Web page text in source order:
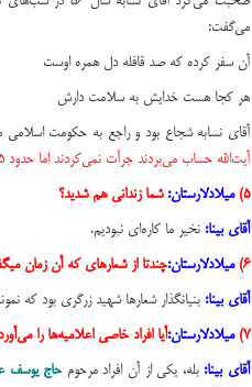
مي‌گفت:
آن سفر كرده كه صد قافله دل همره اوست
هر كجا هست خدايش به سلامت دارش
آقاي نسابه شجاع بود و راجع به حكومت
آيت‌الله حساب مي‌بردند جرأت نمي‌كردند اما حدود ۱۵روزي آقاي نسابه را بردند.
۵) میلادلارستان:‌ شما زنداني هم شديد؟
آقای بینا:‌ نخير ما كاره‌اي نبوديم.
۶) میلادلارستان:‌چندتا از شعارهاي كه آن زمان
آقای بینا:‌ بنيانگذار شعارها شهيد زرگري بود كه
۷) میلادلارستان:‌آيا افراد خاصي اعلاميه‌ها را
آقای بینا:‌بله، يكي از آن افراد مرحومحاج يوسف